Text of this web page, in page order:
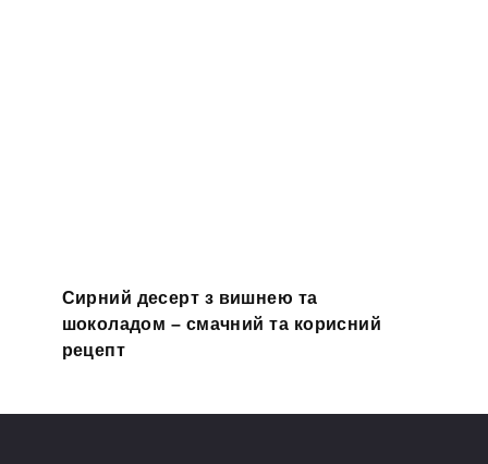
Сирний десерт з вишнею та
шоколадом – смачний та корисний
рецепт